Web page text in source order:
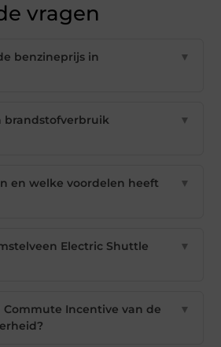
vragen
benzineprijs in
▼
brandstofverbruik
▼
en welke voordelen heeft
▼
Electric Shuttle
▼
Commute Incentive van de
▼